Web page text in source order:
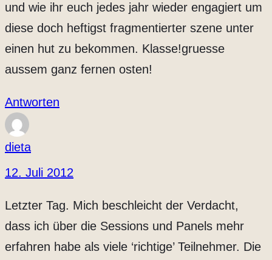
und wie ihr euch jedes jahr wieder engagiert um
diese doch heftigst fragmentierter szene unter
einen hut zu bekommen. Klasse!gruesse
aussem ganz fernen osten!
Antworten
dieta
12. Juli 2012
Letzter Tag. Mich beschleicht der Verdacht,
dass ich über die Sessions und Panels mehr
erfahren habe als viele ‘richtige’ Teilnehmer. Die